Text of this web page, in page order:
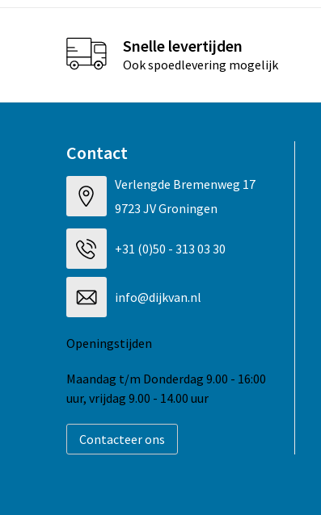
Snelle levertijden
Ook spoedlevering mogelijk
Contact
Verlengde Bremenweg 17
9723 JV Groningen
+31 (0)50 - 313 03 30
info@dijkvan.nl
Openingstijden
Maandag t/m Donderdag 9.00 - 16:00
uur, vrijdag 9.00 - 14.00 uur
Contacteer ons